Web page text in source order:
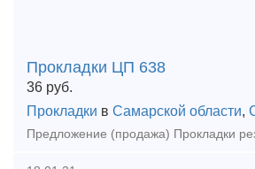
Прокладки ЦП 638
36 руб.
Прокладки в Самарской области,